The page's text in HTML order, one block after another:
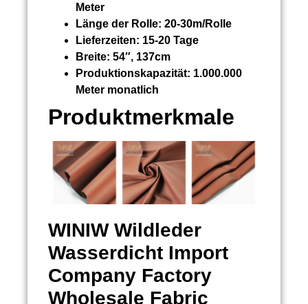
Meter
Länge der Rolle: 20-30m/Rolle
Lieferzeiten: 15-20 Tage
Breite: 54″, 137cm
Produktionskapazität: 1.000.000
Meter monatlich
Produktmerkmale
WINIW Wildleder
Wasserdicht Import
Company Factory
Wholesale Fabric